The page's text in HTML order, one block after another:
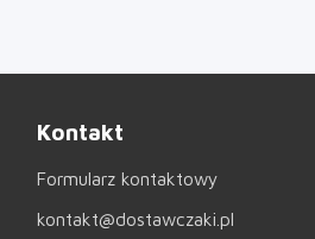
Kontakt
Formularz kontaktowy
kontakt@dostawczaki.pl